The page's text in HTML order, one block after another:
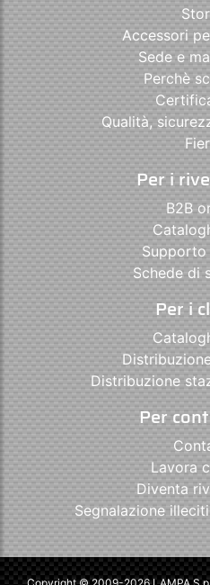
Accessori
Sede e
Perchè
Qualità,
Per i
B2B
Supporto
Schede di
Per i
Distribuzione
Per
Lavora
Diventa
Segnalazione